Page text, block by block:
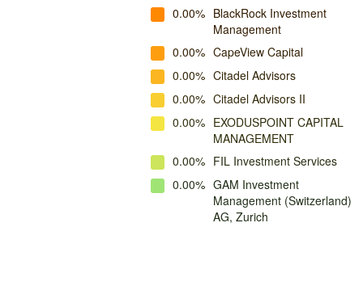
0.00% BlackRock Investment
Management
0.00% CapeView Capital
0.00% Citadel Advisors
0.00% Citadel Advisors II
0.00% EXODUSPOINT CAPITAL
MANAGEMENT
0.00% FIL Investment Services
0.00% GAM Investment
Management (Switzerland)
AG, Zurich